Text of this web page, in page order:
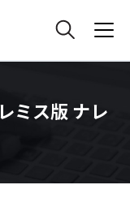
ミス版 ナレ